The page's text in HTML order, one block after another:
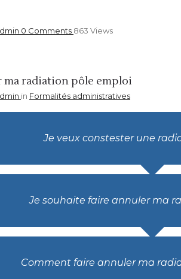
0 Comments 863 Views
ma radiation pôle emploi
in Formalités administratives
Je veux constester une
Je souhaite faire annuler ma
Comment faire annuler ma